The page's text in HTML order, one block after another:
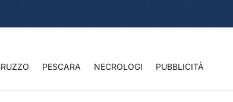
PESCARA NECROLOGI PUBBLICITÀ